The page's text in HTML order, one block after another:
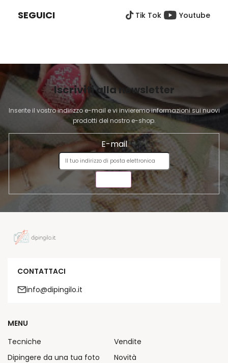
'
e
l
e
n
c
o
G
N
SEGUICI Tik Tok Youtube
Iscriviti alla newsletter
Inserite il vostro indirizzo e-mail e vi invieremo informazioni sui nuovi
prodotti del nostro e-shop.
E-mail
CONTATTACI
info@dipingilo.it
MENU
Tecniche
Dipingere da una tua foto
Vendite
Novità